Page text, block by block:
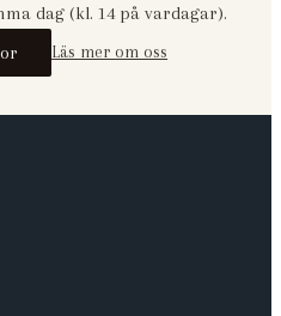
dag (kl. 14 på vardagar).
Läs mer om oss